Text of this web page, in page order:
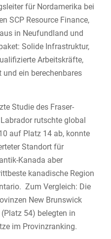
für Nordamerika bei
SCP Resource Finance,
in Neufundland und
Solide Infrastruktur,
Arbeitskräfte,
ein berechenbares
Studie des Fraser-
rutschte global
auf Platz 14 ab, konnte
Standort für
Kanada aber
kanadische Region
Zum Vergleich: Die
New Brunswick
54) belegten in
im Provinzranking.